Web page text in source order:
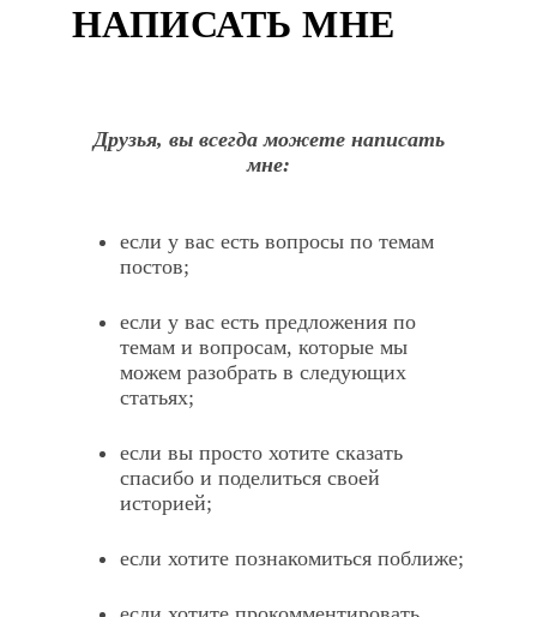
НАПИСАТЬ МНЕ
Друзья, вы всегда можете написать
мне:
если у вас есть вопросы по темам
постов;
если у вас есть предложения по
темам и вопросам, которые мы
можем разобрать в следующих
статьях;
если вы просто хотите сказать
спасибо и поделиться своей
историей;
если хотите познакомиться поближе;